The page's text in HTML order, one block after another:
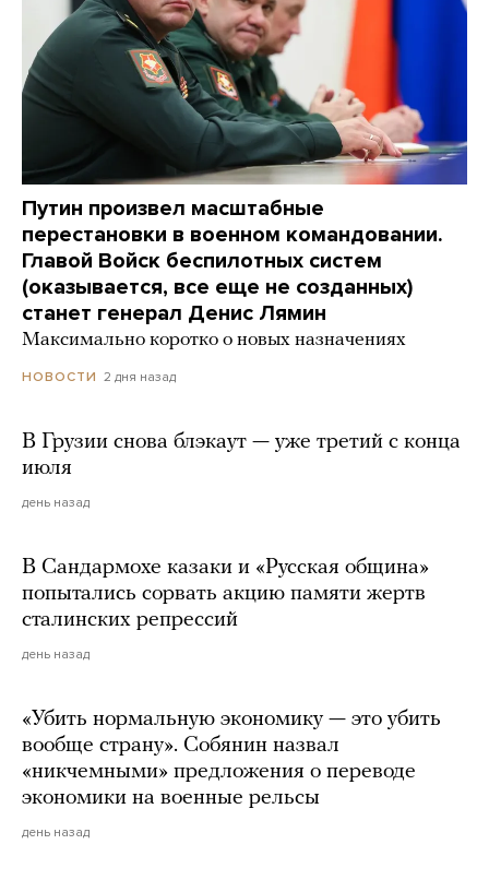
Путин произвел масштабные
перестановки в военном командовании.
Главой Войск беспилотных систем
(оказывается, все еще не созданных)
станет генерал Денис Лямин
Максимально коротко о новых назначениях
НОВОСТИ 2 дня назад
В Грузии снова блэкаут — уже третий с конца
июля
день назад
В Сандармохе казаки и «Русская община»
попытались сорвать акцию памяти жертв
сталинских репрессий
день назад
«Убить нормальную экономику — это убить
вообще страну». Собянин назвал
«никчемными» предложения о переводе
экономики на военные рельсы
день назад